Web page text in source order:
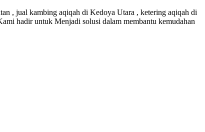
, jual kambing aqiqah di Kedoya Utara , ketering aqiqah di
hadir untuk Menjadi solusi dalam membantu kemudahan